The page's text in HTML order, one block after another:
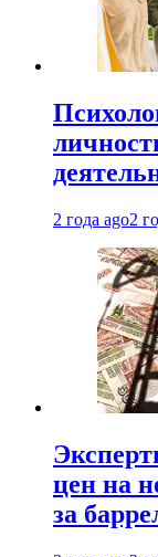
2 года ago2
цен на
за